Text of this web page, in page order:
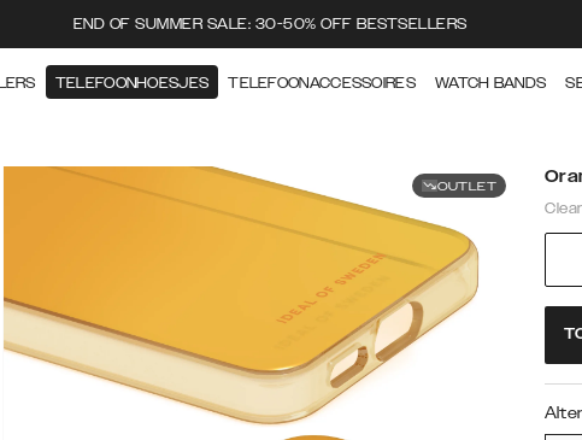
END OF SUMMER SALE: 30-50% OFF BESTSELLERS
TELEFOONHOESJES TELEFOONACCESSOIRES WATCH BANDS
OUTLET